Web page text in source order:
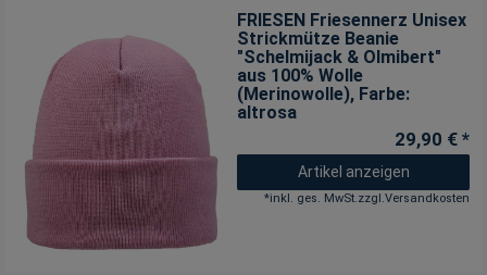
FRIESEN Friesennerz Unisex
Strickmütze Beanie
"Schelmijack & Olmibert"
aus 100% Wolle
(Merinowolle), Farbe:
altrosa
29,90 € *
Artikel anzeigen
*inkl. ges. MwSt.zzgl.Versandkosten